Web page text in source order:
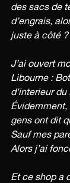
des sacs de
d’engrais,
juste à côté ?
J’ai ouvert
Libourne :
d'interieur du
Évidemment,
gens ont dit
Sauf mes
Alors j’ai
Et ce shop a